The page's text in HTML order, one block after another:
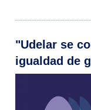
"Udelar se
igualdad de